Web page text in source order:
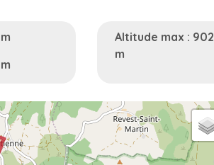
Altitude max : 902
m